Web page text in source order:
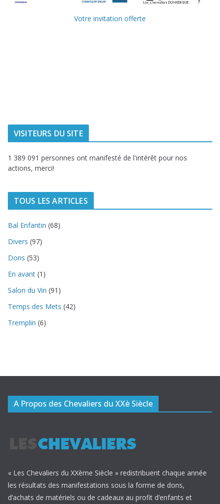
Votre invitation offerte
VISITEURS DU SITE
1 389 091 personnes ont manifesté de l'intérêt pour nos
actions, merci!
TOUS LES ARTICLES
Bal Enfantin (68)
Divers (97)
Dons (53)
En avant (1)
Salon du Vin (91)
Temps des Mets (42)
Tremplin (6)
A Propos des Chevaliers du XXè Siècle
« Les Chevaliers du XXème Siècle » redistribuent chaque année
les résultats des manifestations sous la forme de dons,
d’achats de matériels ou de cadeaux au profit d’enfants et